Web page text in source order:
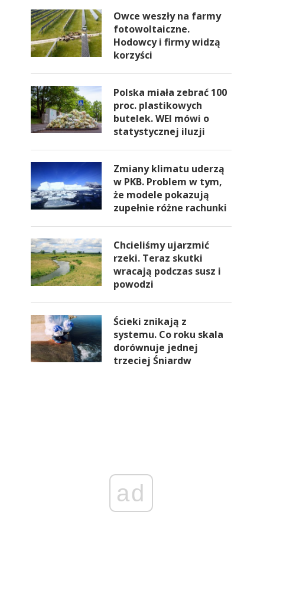
Owce weszły na farmy
fotowoltaiczne.
Hodowcy i firmy widzą
korzyści
Polska miała zebrać 100
proc. plastikowych
butelek. WEI mówi o
statystycznej iluzji
Zmiany klimatu uderzą
w PKB. Problem w tym,
że modele pokazują
zupełnie różne rachunki
Chcieliśmy ujarzmić
rzeki. Teraz skutki
wracają podczas susz i
powodzi
Ścieki znikają z
systemu. Co roku skala
dorównuje jednej
trzeciej Śniardw
ad